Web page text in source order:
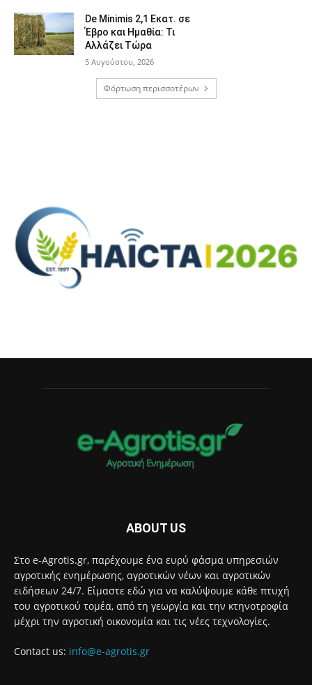
De Minimis 2,1 Εκατ. σε
Έβρο και Ημαθία: Τι
Αλλάζει Τώρα
5 Αυγούστου, 2026
Φόρτωση περισσοτέρων
ABOUT US
Στο e-Agrotis.gr, παρέχουμε ένα ευρύ φάσμα υπηρεσιών
αγροτικής ενημέρωσης, αγροτικών νέων και αγροτικών
ειδήσεων 24/7. Είμαστε εδώ για να καλύψουμε κάθε πτυχή
του αγροτικού τομέα, από τη γεωργία και την κτηνοτροφία
μέχρι την αγροτική οικονομία και τις νέες τεχνολογίες.
Contact us: info@e-agrotis.gr